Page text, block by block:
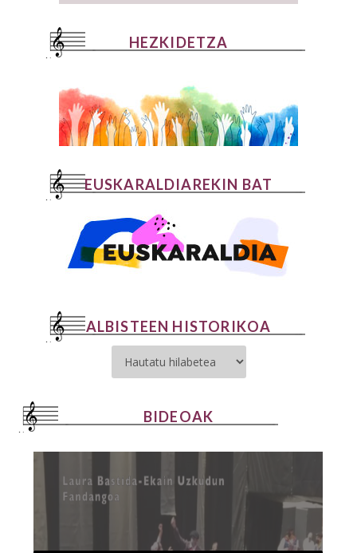
HEZKIDETZA
EUSKARALDIAREKIN BAT
ALBISTEEN HISTORIKOA
BIDEOAK